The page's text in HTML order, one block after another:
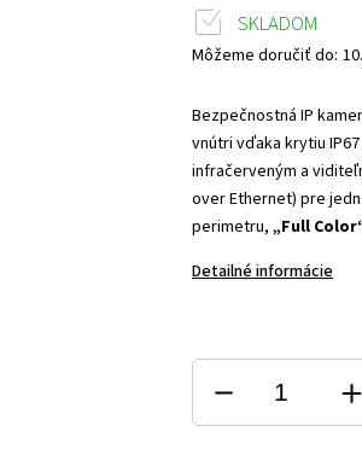
Bezpečnostná IP
vnútri vďaka krytiu
infračerveným a
over Ethernet) pre
perimetru,„Full
Detailné informácie
SKLADOM
Môžeme doručiť do: